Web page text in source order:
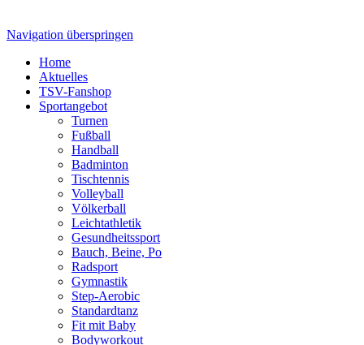
Navigation überspringen
Home
Aktuelles
TSV-Fanshop
Sportangebot
Turnen
Fußball
Handball
Badminton
Tischtennis
Volleyball
Völkerball
Leichtathletik
Gesundheitssport
Bauch, Beine, Po
Radsport
Gymnastik
Step-Aerobic
Standardtanz
Fit mit Baby
Bodyworkout